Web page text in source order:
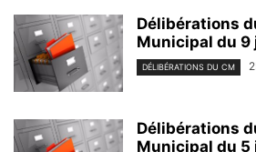
Délibérations
Municipal du
DÉLIBÉRATIONS DU CM
Délibérations
Municipal du